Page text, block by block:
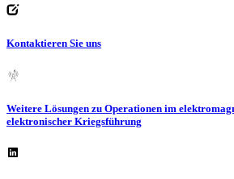
Kontaktieren Sie uns
Weitere Lösungen zu Operationen im
elektronischer Kriegsführung